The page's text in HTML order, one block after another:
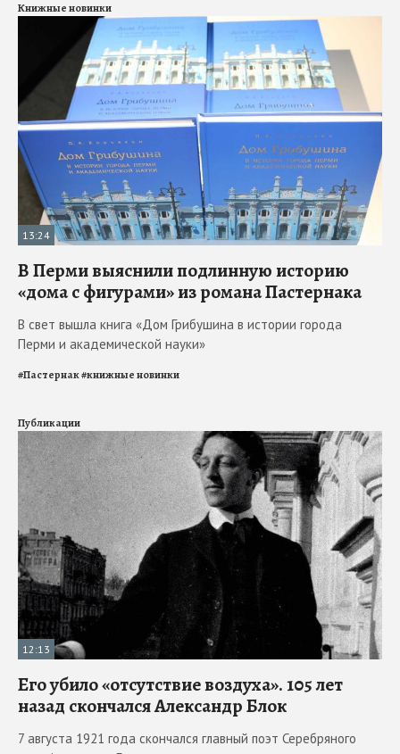
Книжные новинки
13:24
В Перми выяснили подлинную историю
«дома с фигурами» из романа Пастернака
В свет вышла книга «Дом Грибушина в истории города
Перми и академической науки»
#Пастернак#книжные новинки
Публикации
12:13
Его убило «отсутствие воздуха». 105 лет
назад скончался Александр Блок
7 августа 1921 года скончался главный поэт Серебряного